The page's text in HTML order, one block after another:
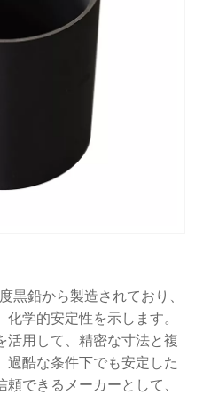
黒鉛から製造されており、
学的安定性を示します。
活用して、精密な寸法と複
過酷な条件下でも安定した
できるメーカーとして、